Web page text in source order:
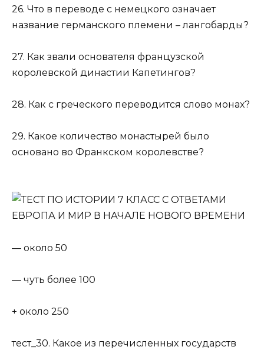
26. Что в переводе с немецкого означает
название германского племени – лангобарды?
27. Как звали основателя французской
королевской династии Капетингов?
28. Как с греческого переводится слово монах?
29. Какое количество монастырей было
основано во Франкском королевстве?
— около 50
— чуть более 100
+ около 250
тест_30. Какое из перечисленных государств